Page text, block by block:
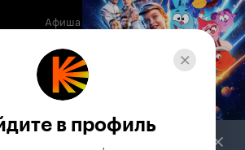
Афиша
Музыка
Телепрограмма
Служба поддержки
в профиль